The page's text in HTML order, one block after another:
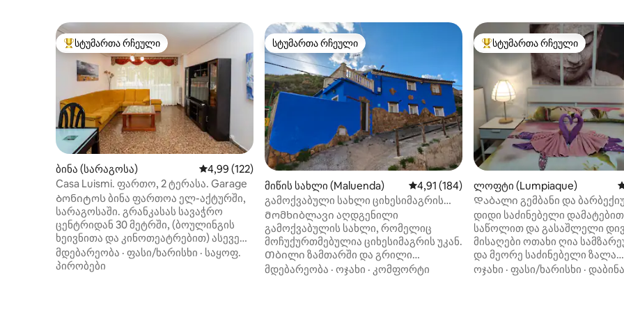
სტუმართა რჩეული მოწინავე ვარიანტი
სტუმართა რჩეული
ბინა (სარაგოსა) საშუალო შეფასებაა 5‑დან 4,99, 122 მიმოხილვა
4,99 (122)
Casa Luismi. ფართო, 2 ტერასა. Garage
Ბონიტოს ბინა ფართოა ელ-აქტურში,
სარაგოსაში. გრანკასას სავაჭრო
ცენტრიდან 30 მეტრში, (ბოულინგის
ხეივნითა და კინოთეატრებით) ასევე
არის მსოფლიო სავაჭრო ცენტრის წინ,
(WTCZ) ძალიან ფართო ბარებისა და
მდებარეობა · ფასი/ხარისხი · საყოფ.
პირობები
სტუმართა რჩეული
სტუმართა რჩეული
მიწის სახლი (Maluenda) საშუალო შეფასებაა 5‑დან 4,91, 184
4,91 (184)
გამოქვაბული სახლი ციხესიმაგრის
უკან მალუენდაში
Მომხიბლავი აღდგენილი
გამოქვაბულის სახლი, რომელიც
მოჩუქურთმებულია ციხესიმაგრის უკან.
Თბილი ზამთარში და გრილი
ზაფხულში. Სრულად აღჭურვილი
მდებარეობა · ოჯახი · კომფორტი
სტუმართა რჩეული მოწინავე
სტუმართა რჩეული
ლოფტი (Lumpiaque)
Დაბალი გემბანი და ბარბექიუ
სარაგოსას მახლობლად
დიდი საძინებელი
საწოლით და გასაშლელი
მისაღები ოთახი ღია
და მეორე საძინებელი ზალა
ორადგილიანი გასაშლელი
ოჯახი · ფასი/ხარისხი ·